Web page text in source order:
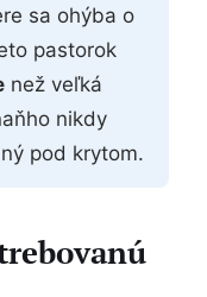
sa ohýba o
pastorok
než veľká
nikdy
pod krytom.